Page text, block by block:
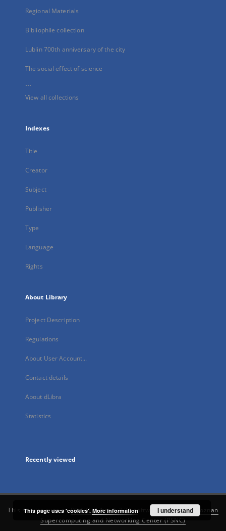
Regional Materials
Bibliophile collection
Lublin 700th anniversary of the city
The social effect of science
...
View all collections
Indexes
Title
Creator
Subject
Publisher
Type
Language
Rights
About Library
Project Description
Regulations
About User Account...
Contact details
About dLibra
Statistics
Recently viewed
This service runs onDInGO dLibra 6.3.21software created by
Poznan
Supercomputing and Networking Center (PSNC)
This page uses 'cookies'. More information I understand